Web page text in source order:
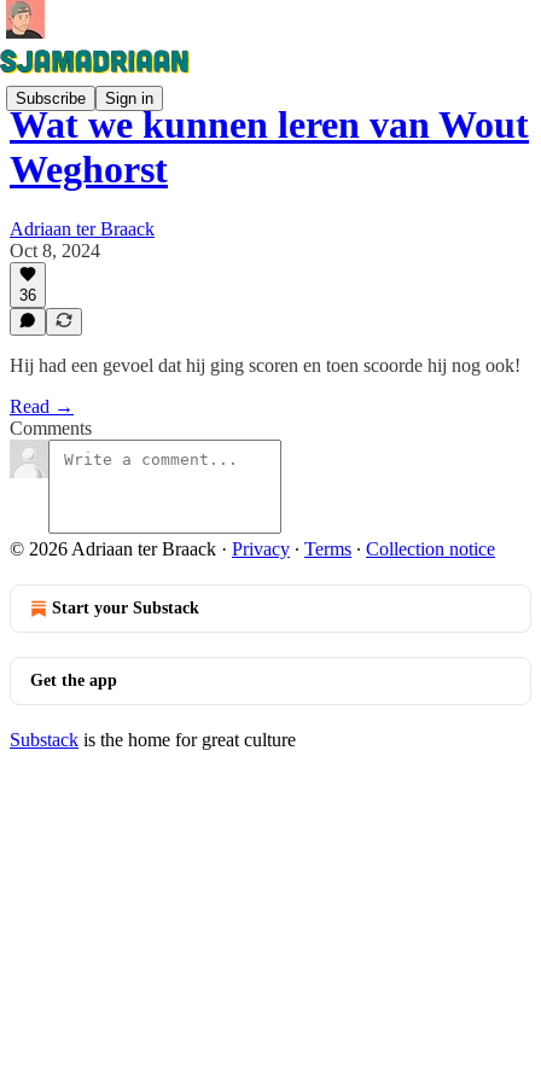
Subscribe Sign in
Wat we kunnen leren van Wout
Weghorst
Adriaan ter Braack
Oct 8, 2024
36
Hij had een gevoel dat hij ging scoren en toen scoorde hij nog ook!
Read →
Comments
© 2026 Adriaan ter Braack · Privacy ∙ Terms ∙ Collection notice
Start your Substack
Get the app
Substack is the home for great culture